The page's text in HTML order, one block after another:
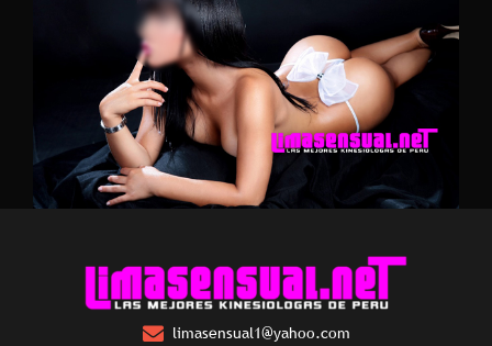
limasensual1@yahoo.com